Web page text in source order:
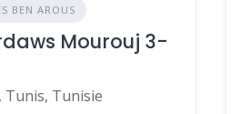
BEN AROUS
Mourouj 3-
Tunis, Tunisie